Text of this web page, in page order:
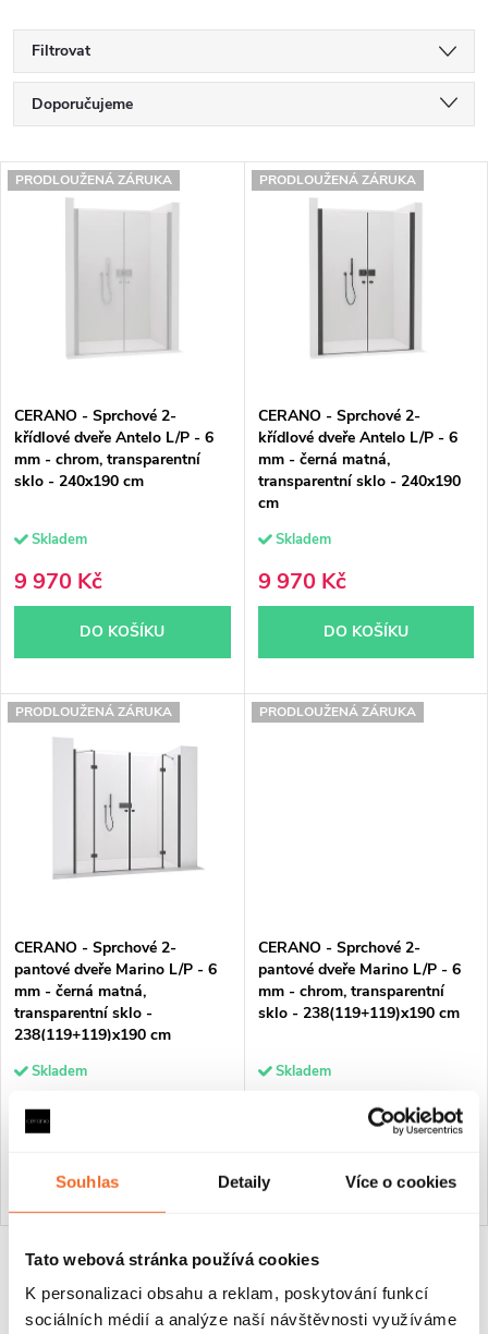
Souhlas Detaily Více o cookies
Tato webová stránka používá cookies
K personalizaci obsahu a reklam, poskytování funkcí
sociálních médií a analýze naší návštěvnosti využíváme
Filtrovat
Ř
z
r
o
d
u
k
t
ů
Doporučujeme
Nejdražší
V
r
o
u
k
t
ů
PRODLOUŽENÁ ZÁRUKA
CERANO - Sprchové 2-
křídlové dveře Antelo L/P - 6
mm - chrom, transparentní
sklo - 240x190 cm
Skladem
9 970 Kč
DO KOŠÍKU
PRODLOUŽENÁ ZÁRUKA
CERANO - Sprchové 2-
křídlové dveře Antelo L/P - 6
mm - černá matná,
transparentní sklo - 240x190
cm
Skladem
9 970 Kč
DO KOŠÍKU
PRODLOUŽENÁ ZÁRUKA
CERANO - Sprchové 2-
pantové dveře Marino L/P - 6
mm - černá matná,
transparentní sklo -
238(119+119)x190 cm
Skladem
10 970 Kč
PRODLOUŽENÁ ZÁRUKA
CERANO - Sprchové 2-
pantové dveře Marino L/P - 6
mm - chrom, transparentní
sklo - 238(119+119)x190 cm
Skladem
O